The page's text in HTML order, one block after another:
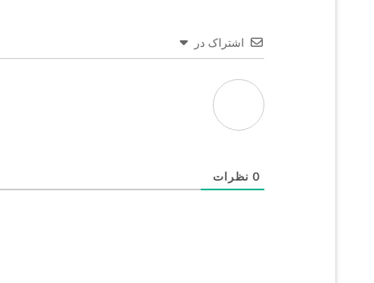
اشتراک در
0 نظرات